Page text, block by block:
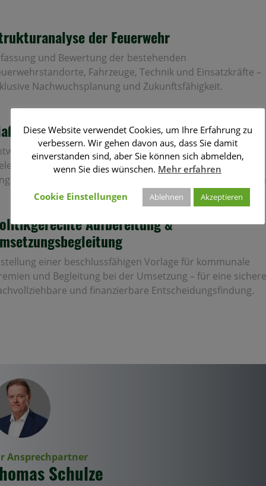
der Feuerwehr
und Bewertung der bestehenden
Fahrzeuge, Technik und Einsatzkräfte –
Nachwuchsplanung und Zukunftsfähigkeit.
& Kostenplanung
konkreter Handlungsempfehlungen zur
– unterteilt in kurzfristige, mittelfristige und
Maßnahmen mit transparenter
Aufbereitung &
einer beschlussfähigen Vorlage für kommunale
und Begleitung bei der Umsetzung – für eine
und finanzierbare Entscheidungsfindung.
Ansprechpartner
Schulze
Diese Website verwendet Cookies, um Ihre Erfahrung zu
verbessern. Wir gehen davon aus, dass Sie damit
einverstanden sind, aber Sie können sich abmelden,
wenn Sie dies wünschen. Mehr erfahren
Cookie Einstellungen Ablehnen Akzeptieren